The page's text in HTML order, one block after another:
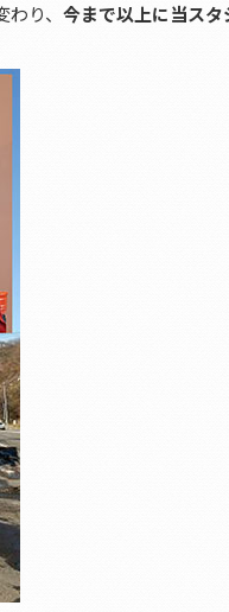
り、 今まで以上に当ス